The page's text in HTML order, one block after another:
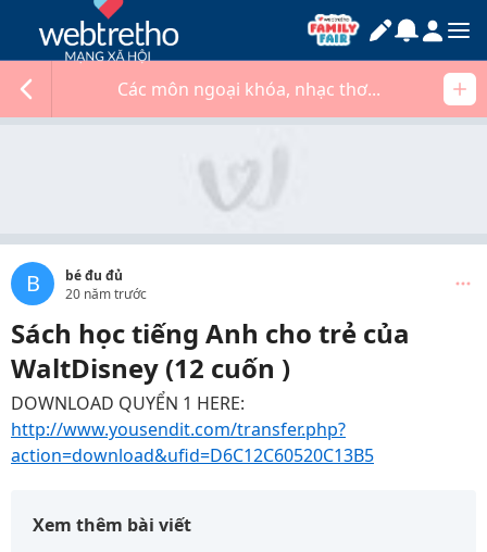
Các môn ngoại khóa, nhạc thơ...
B
bé đu đủ
20 năm trước
Sách học tiếng Anh cho trẻ của
WaltDisney (12 cuốn )
DOWNLOAD QUYỂN 1 HERE:
http://www.yousendit.com/transfer.php?
action=download&ufid=D6C12C60520C13B5
Xem thêm bài viết